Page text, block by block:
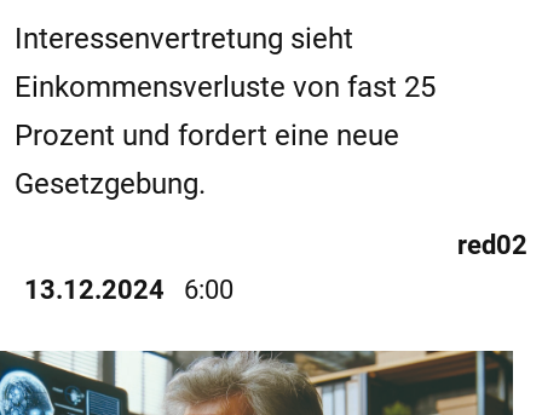
Interessenvertretung sieht
Einkommensverluste von fast 25
Prozent und fordert eine neue
Gesetzgebung.
13.12.2024 6:00
red02